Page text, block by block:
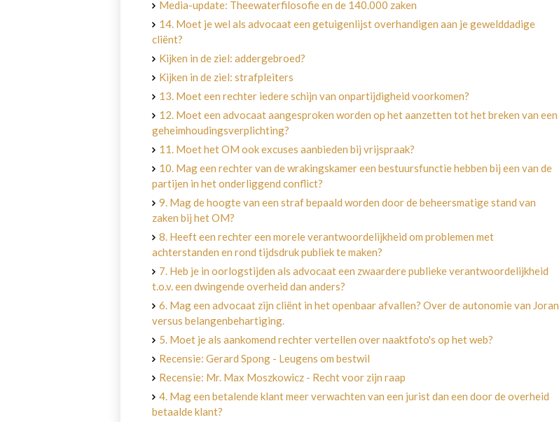
Media-update: Theewaterfilosofie en de 140.000 zaken
14. Moet je wel als advocaat een getuigenlijst overhandigen aan je gewelddadige
cliënt?
Kijken in de ziel: addergebroed?
Kijken in de ziel: strafpleiters
13. Moet een rechter iedere schijn van onpartijdigheid voorkomen?
12. Moet een advocaat aangesproken worden op het aanzetten tot het breken van een
geheimhoudingsverplichting?
11. Moet het OM ook excuses aanbieden bij vrijspraak?
10. Mag een rechter van de wrakingskamer een bestuursfunctie hebben bij een van de
partijen in het onderliggend conflict?
9. Mag de hoogte van een straf bepaald worden door de beheersmatige stand van
zaken bij het OM?
8. Heeft een rechter een morele verantwoordelijkheid om problemen met
achterstanden en rond tijdsdruk publiek te maken?
7. Heb je in oorlogstijden als advocaat een zwaardere publieke verantwoordelijkheid
t.o.v. een dwingende overheid dan anders?
6. Mag een advocaat zijn cliënt in het openbaar afvallen? Over de autonomie van Joran
versus belangenbehartiging.
5. Moet je als aankomend rechter vertellen over naaktfoto's op het web?
Recensie: Gerard Spong - Leugens om bestwil
Recensie: Mr. Max Moszkowicz - Recht voor zijn raap
4. Mag een betalende klant meer verwachten van een jurist dan een door de overheid
betaalde klant?